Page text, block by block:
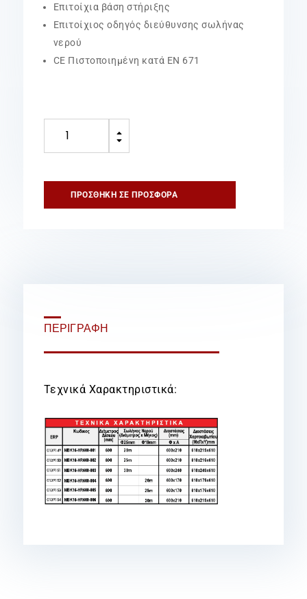
Επιτοίχια βάση στήριξης
Επιτοίχιος οδηγός διεύθυνσης σωλήνας
νερού
CE Πιστοποιημένη κατά EN 671
Χειροκίνητη
B
C
ΠΡΟΣΘΉΚΗ ΣΕ ΠΡΟΣΦΟΡΆ
ΠΕΡΙΓΡΑΦΉ
Τεχνικά Χαρακτηριστικά: